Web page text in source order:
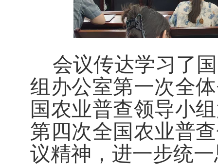
会议传达学习了
组办公室第一次全
国农业普查领导小
第四次全国农业普
议精神，进一步统